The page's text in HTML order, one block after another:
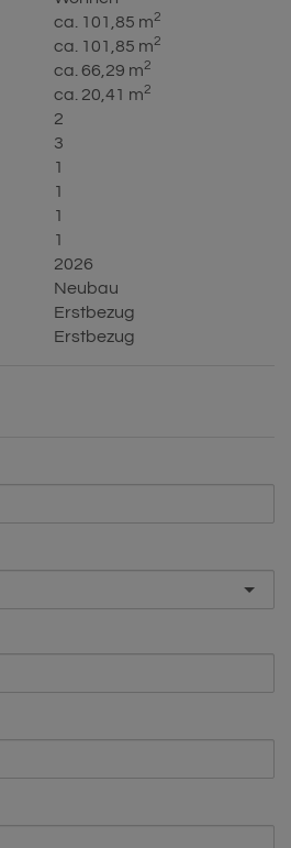
ca. 101,85 m2
ca. 101,85 m2
ca. 66,29 m2
ca. 20,41 m2
2
3
1
1
1
1
2026
Neubau
Erstbezug
Erstbezug